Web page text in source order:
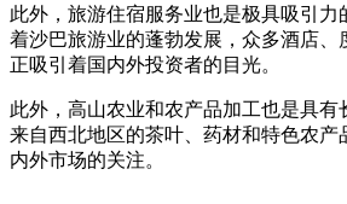
此外，旅游住宿服务业也是极具吸引力
着沙巴旅游业的蓬勃发展，众多酒店、
正吸引着国内外投资者的目光。
此外，高山农业和农产品加工也是具有
来自西北地区的茶叶、药材和特色农产
内外市场的关注。